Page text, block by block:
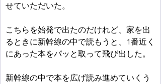
せていただいた。
こちらを始発で出たのだけれど、家を出
るときに新幹線の中で読もうと、1番近く
にあった本をパッと取って飛び出した。
新幹線の中で本を広げ読み進めていくう